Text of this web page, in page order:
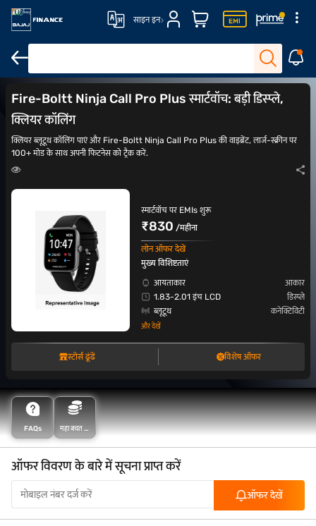
साइन इन
स्पोर्ट्स घड़ियां 4G SIM और Wi-fi कनेक्टिविटी के साथ स्मार्टवॉच महिलाओं की
Fire-Boltt Ninja Call Pro Plus स्मार्टवॉच: बड़ी डिस्प्ले,
क्लियर कॉलिंग
क्लियर ब्लूटूथ कॉलिंग पाएं और Fire-Boltt Ninja Call Pro Plus की वाइब्रेंट, लार्ज-स्क्रीन पर
100+ मोड के साथ अपनी फिटनेस को ट्रैक करें.
स्मार्टवॉच पर EMIs शुरू
₹830 /महीना
लोन ऑफर देखें
मुख्य विशिष्टताएं
आयताकार
आकार
1.83-2.01 इंच LCD
डिस्प्ले
ब्लूटूथ
कनेक्टिविटी
और देखें
स्टोर्स ढूंढें विशेष ऑफर
FAQs
महा बचत के
साथ अधिक
ऑफर विवरण के बारे में सूचना प्राप्त करें
ऑफर देखें